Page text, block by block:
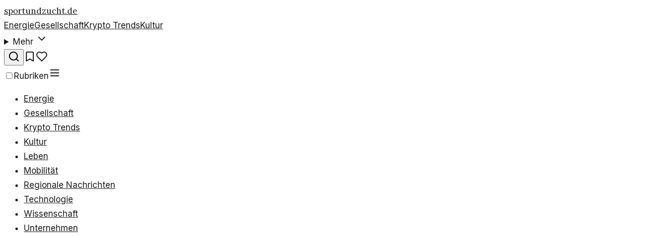
sportundzucht.de
EnergieGesellschaftKrypto TrendsKultur
Mehr
Rubriken
Energie
Gesellschaft
Krypto Trends
Kultur
Leben
Mobilität
Regionale Nachrichten
Technologie
Wissenschaft
Unternehmen